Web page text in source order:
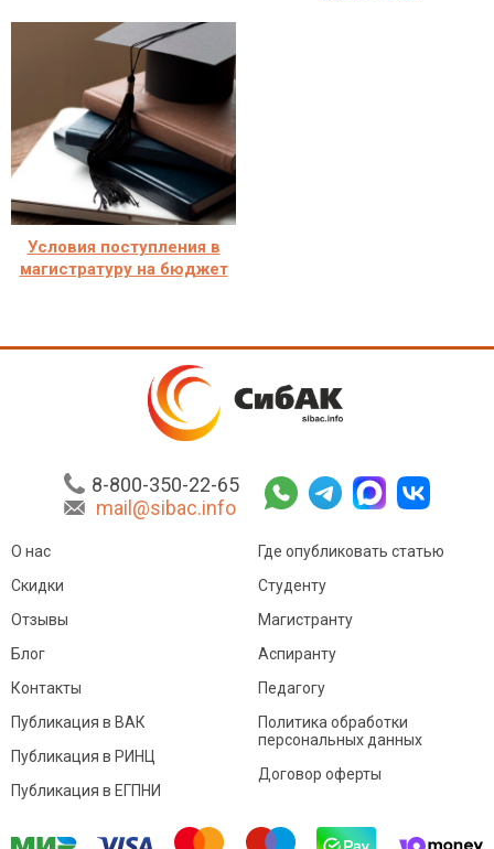
Условия поступления в
магистратуру на бюджет
8-800-350-22-65
mail@sibac.info
О нас
Скидки
Отзывы
Блог
Контакты
Где опубликовать статью
Студенту
Магистранту
Аспиранту
Педагогу
Публикация в ВАК
Публикация в РИНЦ
Публикация в ЕГПНИ
Политика обработки
персональных данных
Договор оферты